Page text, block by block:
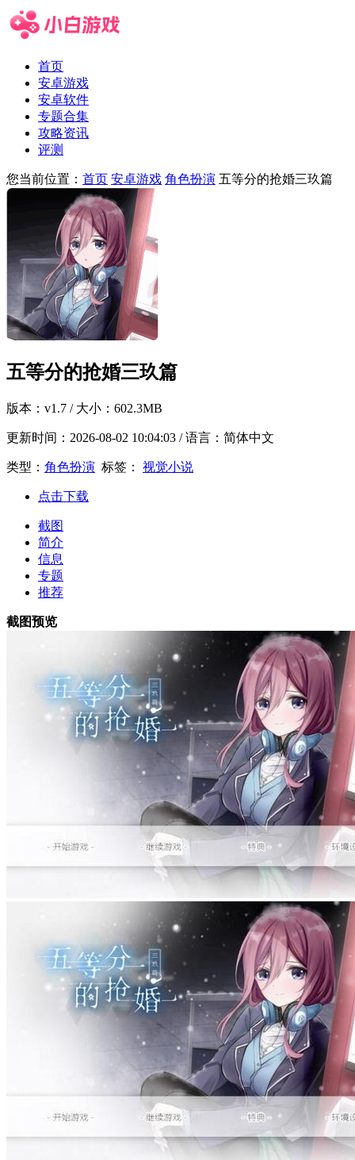
首页
安卓游戏
安卓软件
专题合集
攻略资讯
评测
您当前位置： 首页 安卓游戏 角色扮演 五等分的抢婚三玖篇
五等分的抢婚三玖篇
版本： v1.7 / 大小：602.3MB
更新时间： 2026-08-02 10:04:03 / 语言：简体中文
类型： 角色扮演 标签： 视觉小说
点击下载
截图
简介
信息
专题
推荐
截图预览